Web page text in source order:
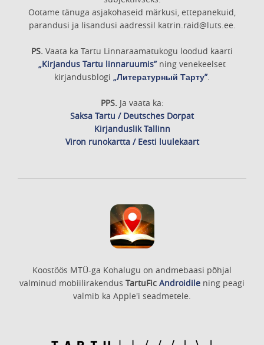
Ootame tänuga asjakohaseid märkusi, ettepanekuid,
parandusi ja lisandusi aadressil katrin.raid@luts.ee.
PS. Vaata ka Tartu Linnaraamatukogu loodud kaarti
„Kirjandus Tartu linnaruumis”ning venekeelset
kirjandusblogi „Литературный Тарту”.
PPS. Ja vaata ka:
Saksa Tartu / Deutsches Dorpat
Kirjanduslik Tallinn
Viron runokartta / Eesti luulekaart
Koostöös MTÜ-ga Kohalugu on andmebaasi põhjal
valminud mobiilirakendus TartuFic Androidile ning peagi
valmib ka Apple'i seadmetele.